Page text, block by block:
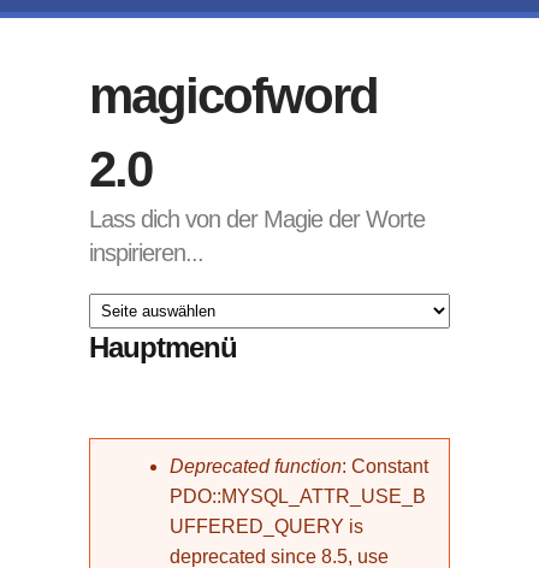
magicofword
2.0
Lass dich von der Magie der Worte
inspirieren...
Hauptmenü
Fehlermeldung
Deprecated function: Constant
PDO::MYSQL_ATTR_USE_B
UFFERED_QUERY is
deprecated since 8.5, use